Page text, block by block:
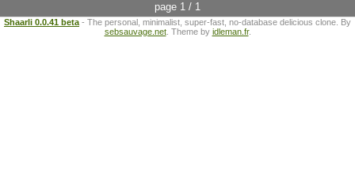
page 1 / 1
Shaarli 0.0.41 beta - The personal, minimalist, super-fast, no-database delicious clone. By
sebsauvage.net. Theme by idleman.fr.